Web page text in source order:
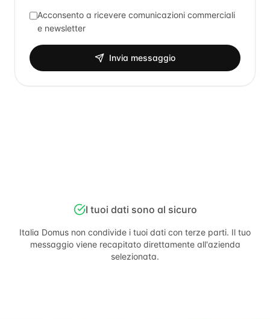
Acconsento a ricevere comunicazioni commerciali
e newsletter
Invia messaggio
I tuoi dati sono al sicuro
Italia Domus non condivide i tuoi dati con terze parti. Il tuo
messaggio viene recapitato direttamente all'azienda
selezionata.